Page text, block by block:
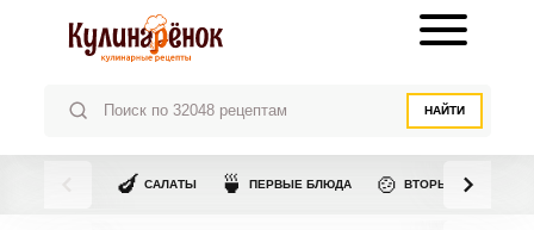
НАЙТИ
🍆 САЛАТЫ 🍵 ПЕРВЫЕ БЛЮДА 🍲 ВТОРЫЕ БЛЮДА